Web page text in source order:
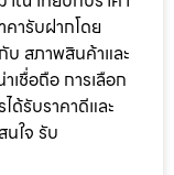
คารับฝากโดย
บ สภาพสินค้าและ
เชื่อถือ การเลือก
ด้รับราคาดีและ
ใจ รับ